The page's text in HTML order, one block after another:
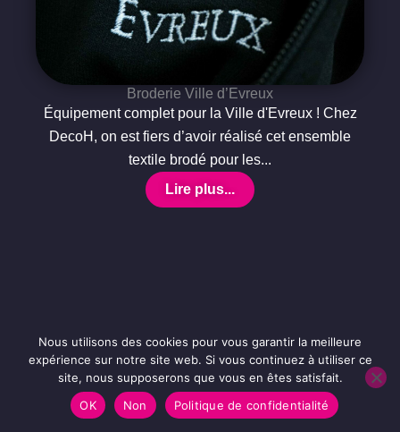
Broderie Ville d’Evreux
Équipement complet pour la Ville d'Evreux ! Chez
DecoH, on est fiers d’avoir réalisé cet ensemble
textile brodé pour les...
Lire plus...
Nous utilisons des cookies pour vous garantir la meilleure
expérience sur notre site web. Si vous continuez à utiliser ce
site, nous supposerons que vous en êtes satisfait.
OK
Non Politique de confidentialité